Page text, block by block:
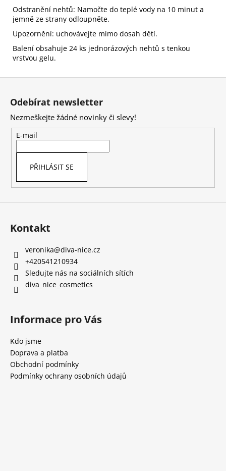
Odstranění nehtů: Namočte do teplé vody na 10 minut a
jemně ze strany odloupněte.
Upozornění: uchovávejte mimo dosah dětí.
Balení obsahuje 24 ks jednorázových nehtů s tenkou
vrstvou gelu.
Z
Odebírat newsletter
Nezmeškejte žádné novinky či slevy!
E-mail
PŘIHLÁSIT SE
Kontakt
veronika@diva-nice.cz
+420541210934
Sledujte nás na sociálních sítích
diva_nice_cosmetics
Informace pro Vás
Kdo jsme
Doprava a platba
Obchodní podmínky
Podmínky ochrany osobních údajů